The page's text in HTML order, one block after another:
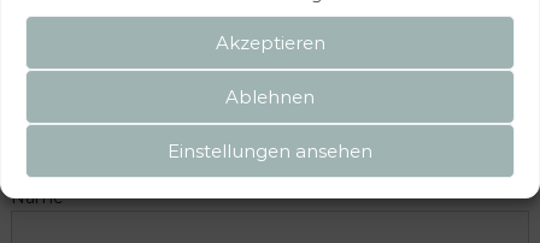
Akzeptieren
Ablehnen
Einstellungen ansehen
Deine Bewertung*
Name*